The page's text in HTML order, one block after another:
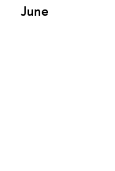
June